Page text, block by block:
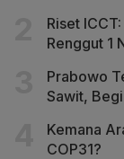
Riset
Renggut 1
Prabowo
Sawit,
Kemana
COP31?